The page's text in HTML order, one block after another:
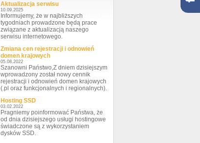
Aktualizacja serwisu
10.09.2025
Informujemy, że w najbliższych
tygodniach prowadzone będą prace
związane z aktualizacją naszego
serwisu internetowego.
Zmiana cen rejestracji i odnowień
domen krajowych
05.08.2022
Szanowni Państwo,Z dniem dzisiejszym
wprowadzony został nowy cennik
rejestracji i odnowień domen krajowych
(.pl oraz funkcjonalnych i regionalnych).
Hosting SSD
03.02.2022
Pragniemy poinformować Państwa, że
od dnia dzisiejszego usługi hostingowe
świadczone są z wykorzystaniem
dysków SSD.